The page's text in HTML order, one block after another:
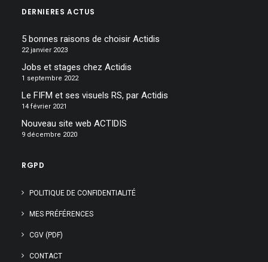
DERNIERES ACTUS
5 bonnes raisons de choisir Actidis
22 janvier 2023
Jobs et stages chez Actidis
1 septembre 2022
Le FIFM et ses visuels RS, par Actidis
14 février 2021
Nouveau site web ACTIDIS
9 décembre 2020
RGPD
POLITIQUE DE CONFIDENTIALITÉ
MES PRÉFÉRENCES
CGV (PDF)
CONTACT